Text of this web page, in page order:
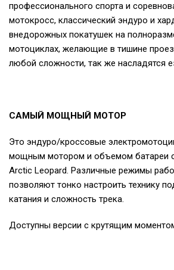
профессионального спорта и
мотокросс, классический эндуро и
внедорожных покатушек на
мотоциклах, желающие в тишине
любой сложности, так же насладятся
САМЫЙ МОЩНЫЙ МОТОР
Это эндуро/кроссовые
мощным мотором и объемом батареи
Arctic Leopard. Различные режимы
позволяют тонко настроить технику
катания и сложность трека.
Доступны версии с крутящим